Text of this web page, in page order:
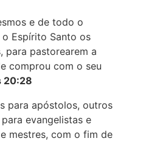
e de todo o
Espírito Santo os
para pastorearem a
comprou com o seu
20:28
para apóstolos, outros
evangelistas e
mestres, com o fim de